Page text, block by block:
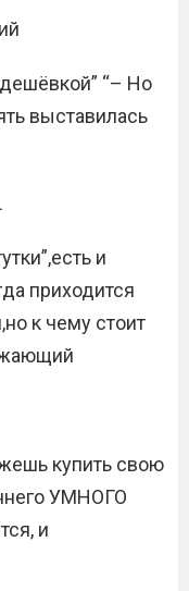
“– Но
выставилась
и
приходится
к чему стоит
купить свою
УМНОГО
и